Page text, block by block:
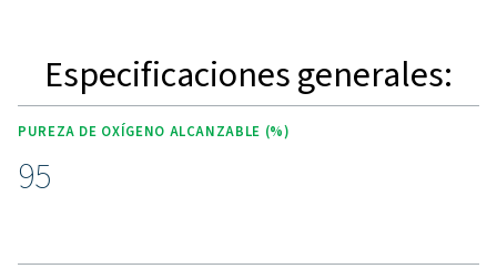
CARACTERÍSTICAS CLAVE